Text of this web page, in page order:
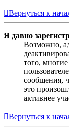
Вернуться к
Я давно
Возможно,
того,
сообщения,
это
активнее
Вернуться к